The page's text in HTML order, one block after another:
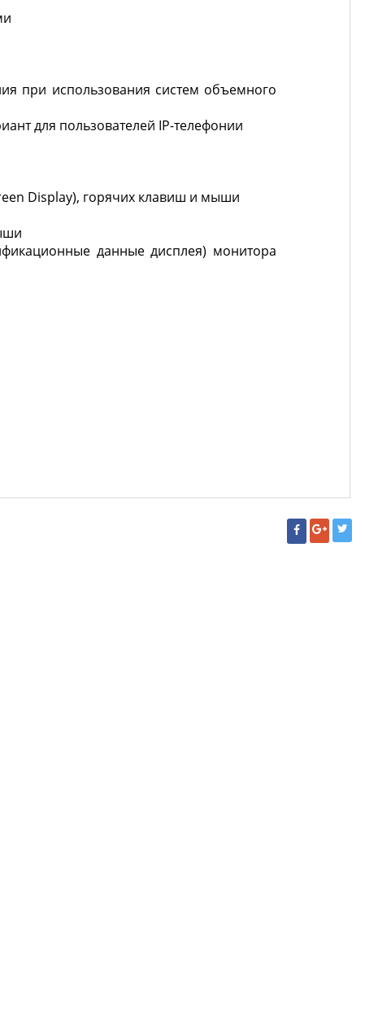
при использования систем объемного
для пользователей IP-телефонии
Display), горячих клавиш и мыши
данные дисплея) монитора